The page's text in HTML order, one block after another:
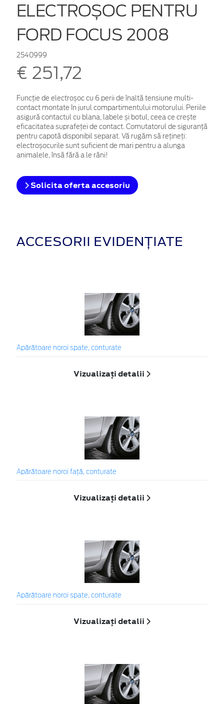
ELECTROȘOC PENTRU
FORD FOCUS 2008
2540999
€ 251,72
Funcție de electroșoc cu 6 perii de înaltă tensiune multi-
contact montate în jurul compartimentului motorului. Periile
asigură contactul cu blana, labele și botul, ceea ce crește
eficacitatea suprafeței de contact. Comutatorul de siguranță
pentru capotă disponibil separat. Vă rugăm să rețineți:
electroșocurile sunt suficient de mari pentru a alunga
animalele, însă fără a le răni!
Solicita oferta accesoriu
ACCESORII EVIDENȚIATE
Apărătoare noroi spate, conturate
Vizualizați detalii
Apărătoare noroi faţă, conturate
Vizualizați detalii
Apărătoare noroi spate, conturate
Vizualizați detalii